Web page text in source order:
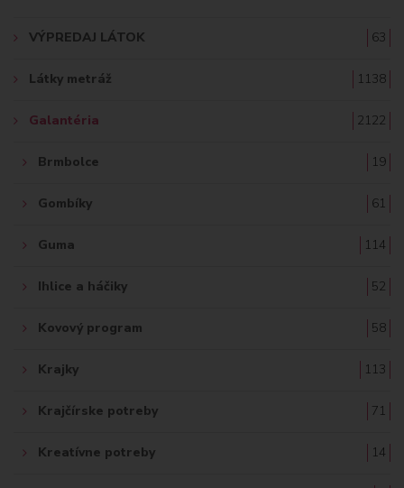
VÝPREDAJ LÁTOK 63
Látky metráž 1138
Galantéria 2122
Brmbolce 19
Gombíky 61
Guma 114
Ihlice a háčiky 52
Kovový program 58
Krajky 113
Krajčírske potreby 71
Kreatívne potreby 14